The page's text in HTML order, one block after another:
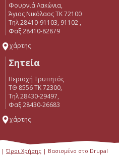
Φουρνιά Λακώνια,
Άγιος Νικόλαος ΤΚ 72100
Τηλ 28410-91103, 91102 ,
Φαξ 28410-82879
χάρτης
Σητεία
Περιοχή Τρυπητός
ΤΘ 8556 ΤΚ 72300,
Τηλ 28430-29497,
Φαξ 28430-26683
χάρτης
| Όροι Χρήσης | Βασισμένο στο Drupal